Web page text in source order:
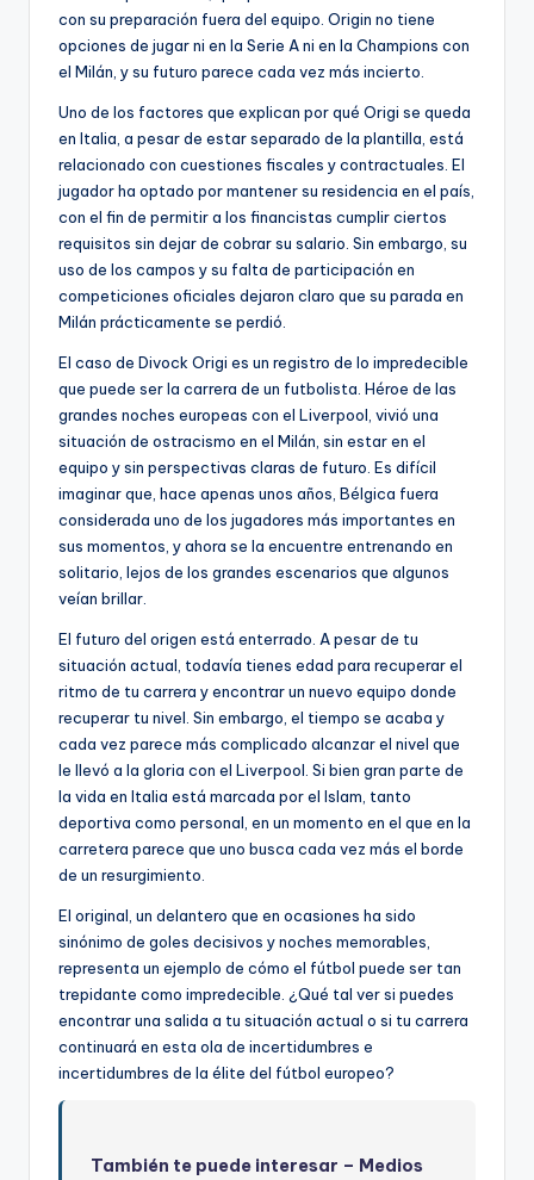
con su preparación fuera del equipo. Origin no tiene
opciones de jugar ni en la Serie A ni en la Champions con
el Milán, y su futuro parece cada vez más incierto.
Uno de los factores que explican por qué Origi se queda
en Italia, a pesar de estar separado de la plantilla, está
relacionado con cuestiones fiscales y contractuales. El
jugador ha optado por mantener su residencia en el país,
con el fin de permitir a los financistas cumplir ciertos
requisitos sin dejar de cobrar su salario. Sin embargo, su
uso de los campos y su falta de participación en
competiciones oficiales dejaron claro que su parada en
Milán prácticamente se perdió.
El caso de Divock Origi es un registro de lo impredecible
que puede ser la carrera de un futbolista. Héroe de las
grandes noches europeas con el Liverpool, vivió una
situación de ostracismo en el Milán, sin estar en el
equipo y sin perspectivas claras de futuro. Es difícil
imaginar que, hace apenas unos años, Bélgica fuera
considerada uno de los jugadores más importantes en
sus momentos, y ahora se la encuentre entrenando en
solitario, lejos de los grandes escenarios que algunos
veían brillar.
El futuro del origen está enterrado. A pesar de tu
situación actual, todavía tienes edad para recuperar el
ritmo de tu carrera y encontrar un nuevo equipo donde
recuperar tu nivel. Sin embargo, el tiempo se acaba y
cada vez parece más complicado alcanzar el nivel que
le llevó a la gloria con el Liverpool. Si bien gran parte de
la vida en Italia está marcada por el Islam, tanto
deportiva como personal, en un momento en el que en la
carretera parece que uno busca cada vez más el borde
de un resurgimiento.
El original, un delantero que en ocasiones ha sido
sinónimo de goles decisivos y noches memorables,
representa un ejemplo de cómo el fútbol puede ser tan
trepidante como impredecible. ¿Qué tal ver si puedes
encontrar una salida a tu situación actual o si tu carrera
continuará en esta ola de incertidumbres e
incertidumbres de la élite del fútbol europeo?
También te puede interesar – Medios